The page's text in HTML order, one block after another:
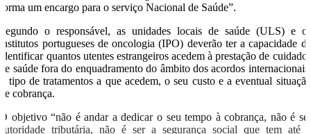
forma um encargo para o serviço Nacional de Saúde”.
Segundo o responsável, as unidades locais de saúde (ULS) e os
institutos portugueses de oncologia (IPO) deverão ter a capacidade de
identificar quantos utentes estrangeiros acedem à prestação de cuidados
de saúde fora do enquadramento do âmbito dos acordos internacionais,
o tipo de tratamentos a que acedem, o seu custo e a eventual situação
de cobrança.
O objetivo “não é andar a dedicar o seu tempo à cobrança, não é ser
autoridade tributária, não é ser a segurança social que tem até a